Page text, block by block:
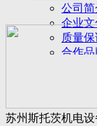
公司简
企业文
质量保
合作品
公司新
苏州斯托茨机电